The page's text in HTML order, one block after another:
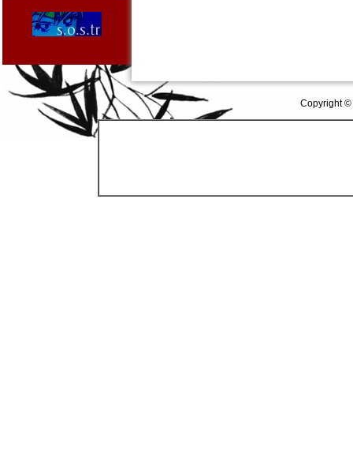
Copyright ©